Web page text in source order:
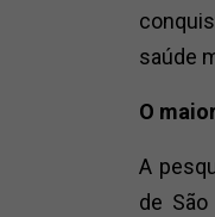
saúde
O
A
de